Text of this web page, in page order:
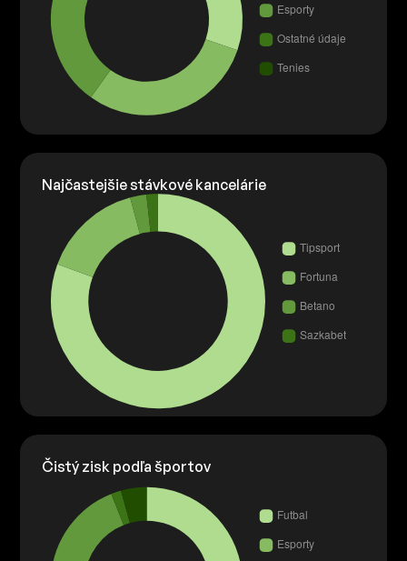
Najčastejšie stávkové kancelárie
Čistý zisk podľa športov